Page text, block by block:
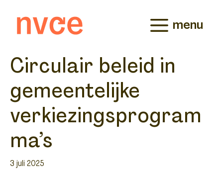
menu
Circulair beleid in
gemeentelijke
verkiezingsprogram
ma’s
3 juli 2025